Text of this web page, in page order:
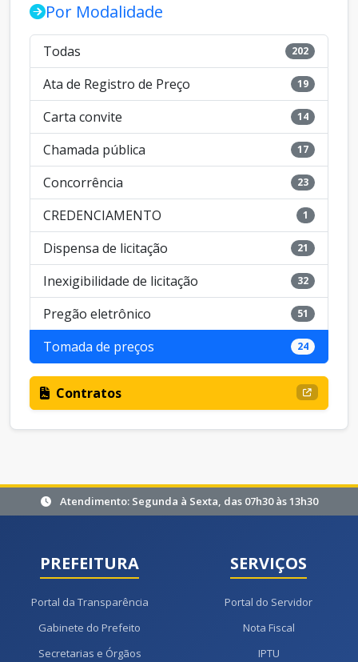
Por Modalidade
Todas 202
Ata de Registro de Preço 19
Carta convite 14
Chamada pública 17
Concorrência 23
CREDENCIAMENTO 1
Dispensa de licitação 21
Inexigibilidade de licitação 32
Pregão eletrônico 51
Tomada de preços 24
Contratos
Atendimento: Segunda à Sexta, das 07h30 às 13h30
PREFEITURA
Portal da Transparência
Gabinete do Prefeito
Secretarias e Órgãos
SERVIÇOS
Portal do Servidor
Nota Fiscal
IPTU